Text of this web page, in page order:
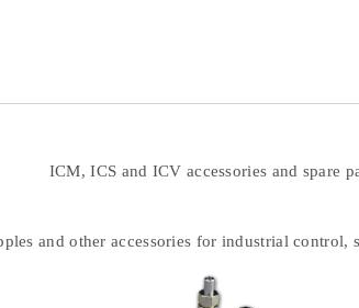
ICM, ICS and ICV accessories and spare
and other accessories for industrial control,